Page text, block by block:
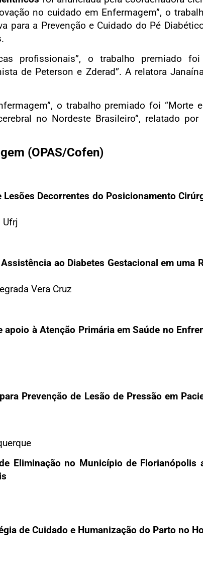
no cuidado em Enfermagem”, o
para a Prevenção e Cuidado do Pé
profissionais”, o trabalho premiado foi
de Peterson e Zderad”. A relatora
o trabalho premiado foi “Morte
no Nordeste Brasileiro”, relatado
(OPAS/Cofen)
Decorrentes do Posicionamento
ao Diabetes Gestacional em uma
Vera Cruz
à Atenção Primária em Saúde no
Prevenção de Lesão de Pressão em
Eliminação no Município de Florianópolis
de Cuidado e Humanização do Parto no